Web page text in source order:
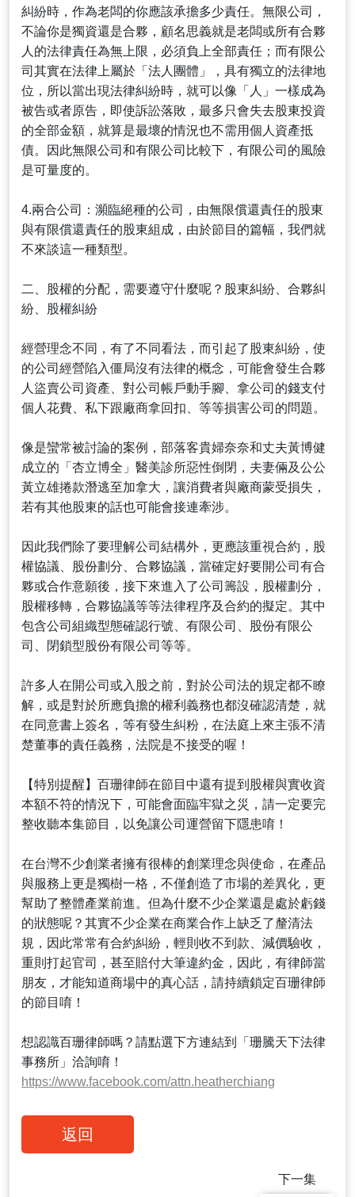
糾紛時，作為老闆的你應該承擔多少責任。無限公司，
不論你是獨資還是合夥，顧名思義就是老闆或所有合夥
人的法律責任為無上限，必須負上全部責任；而有限公
司其實在法律上屬於「法人團體」，具有獨立的法律地
位，所以當出現法律糾紛時，就可以像「人」一樣成為
被告或者原告，即使訴訟落敗，最多只會失去股東投資
的全部金額，就算是最壞的情況也不需用個人資產抵
債。因此無限公司和有限公司比較下，有限公司的風險
是可量度的。
4.兩合公司：瀕臨絕種的公司，由無限償還責任的股東
與有限償還責任的股東組成，由於節目的篇幅，我們就
不來談這一種類型。
二、股權的分配，需要遵守什麼呢？股東糾紛、合夥糾
紛、股權糾紛
經營理念不同，有了不同看法，而引起了股東糾紛，使
的公司經營陷入僵局沒有法律的概念，可能會發生合夥
人盜賣公司資產、對公司帳戶動手腳、拿公司的錢支付
個人花費、私下跟廠商拿回扣、等等損害公司的問題。
像是蠻常被討論的案例，部落客貴婦奈奈和丈夫黃博健
成立的「杏立博全」醫美診所惡性倒閉，夫妻倆及公公
黃立雄捲款潛逃至加拿大，讓消費者與廠商蒙受損失，
若有其他股東的話也可能會接連牽涉。
因此我們除了要理解公司結構外，更應該重視合約，股
權協議、股份劃分、合夥協議，當確定好要開公司有合
夥或合作意願後，接下來進入了公司籌設，股權劃分，
股權移轉，合夥協議等等法律程序及合約的擬定。其中
包含公司組織型態確認行號、有限公司、股份有限公
司、閉鎖型股份有限公司等等。
許多人在開公司或入股之前，對於公司法的規定都不瞭
解，或是對於所應負擔的權利義務也都沒確認清楚，就
在同意書上簽名，等有發生糾粉，在法庭上來主張不清
楚董事的責任義務，法院是不接受的喔！
【特別提醒】百珊律師在節目中還有提到股權與實收資
本額不符的情況下，可能會面臨牢獄之災，請一定要完
整收聽本集節目，以免讓公司運營留下隱患唷！
在台灣不少創業者擁有很棒的創業理念與使命，在產品
與服務上更是獨樹一格，不僅創造了市場的差異化，更
幫助了整體產業前進。但為什麼不少企業還是處於虧錢
的狀態呢？其實不少企業在商業合作上缺乏了釐清法
規，因此常常有合約糾紛，輕則收不到款、減價驗收，
重則打起官司，甚至賠付大筆違約金，因此，有律師當
朋友，才能知道商場中的真心話，請持續鎖定百珊律師
的節目唷！
想認識百珊律師嗎？請點選下方連結到「珊騰天下法律
https://www.facebook.com/attn.heatherchiang
返回
下一集